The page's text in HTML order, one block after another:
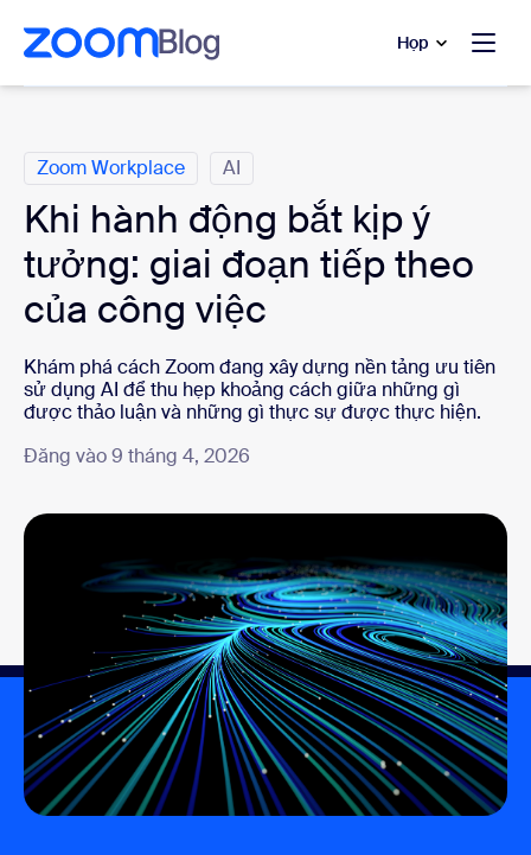
đến nội dung chính
trò chuyện trợ giúp
Họp
Zoom Workplace AI
Khi hành động bắt kịp ý
tưởng: giai đoạn tiếp theo
của công việc
Khám phá cách Zoom đang xây dựng nền tảng ưu tiên
sử dụng AI để thu hẹp khoảng cách giữa những gì
được thảo luận và những gì thực sự được thực hiện.
Đăng vào 9 tháng 4, 2026